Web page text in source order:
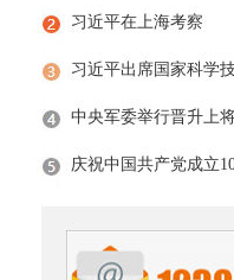
习近平在上海考察